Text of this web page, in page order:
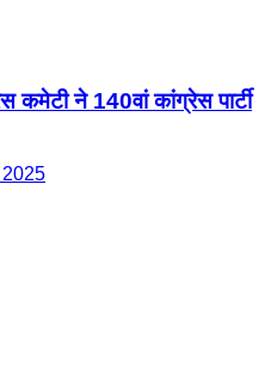
ने 140वां कांग्रेस पार्टी